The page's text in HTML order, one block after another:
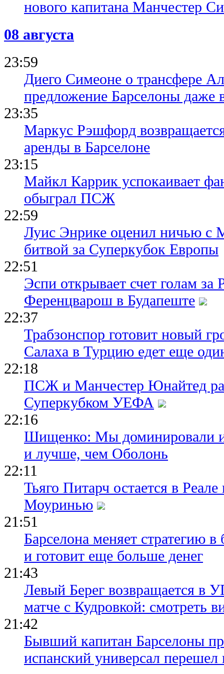
нового капитана Манчестер
08 августа
23:59
Диего Симеоне о трансфере
предложение Барселоны даже
23:35
Маркус Рэшфорд
аренды в Барселоне
23:15
Майкл Каррик успокаивает
обыграл ПСЖ
22:59
Луис Энрике оценил ничью с
битвой за Суперкубок Европы
22:51
Эспи открывает счет голам
Ференцварош в Будапеште
22:37
Трабзонспор готовит новый
Салаха в Турцию едет еще
22:18
ПСЖ и Манчестер Юнайтед
Суперкубком УЕФА
22:16
Шищенко: Мы доминировали
и лучше, чем Оболонь
22:11
Тьяго Питарч остается в
Моуринью
21:51
Барселона меняет стратегию
и готовит еще больше денег
21:43
Левый Берег возвращается в
матче с Кудровкой: смотреть
21:42
Бывший капитан Барселоны
испанский универсал перешел